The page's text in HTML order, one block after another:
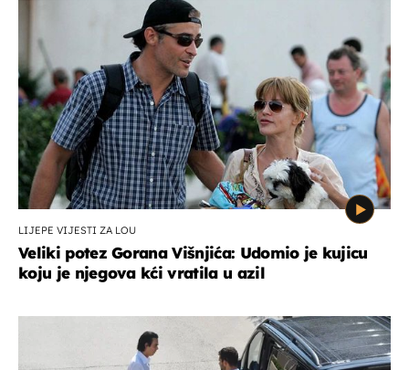
LIJEPE VIJESTI ZA LOU
Veliki potez Gorana Višnjića: Udomio je kujicu
koju je njegova kći vratila u azil